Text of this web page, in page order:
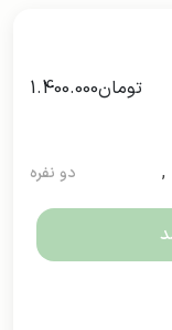
تومان1.400.000
, دو نفره